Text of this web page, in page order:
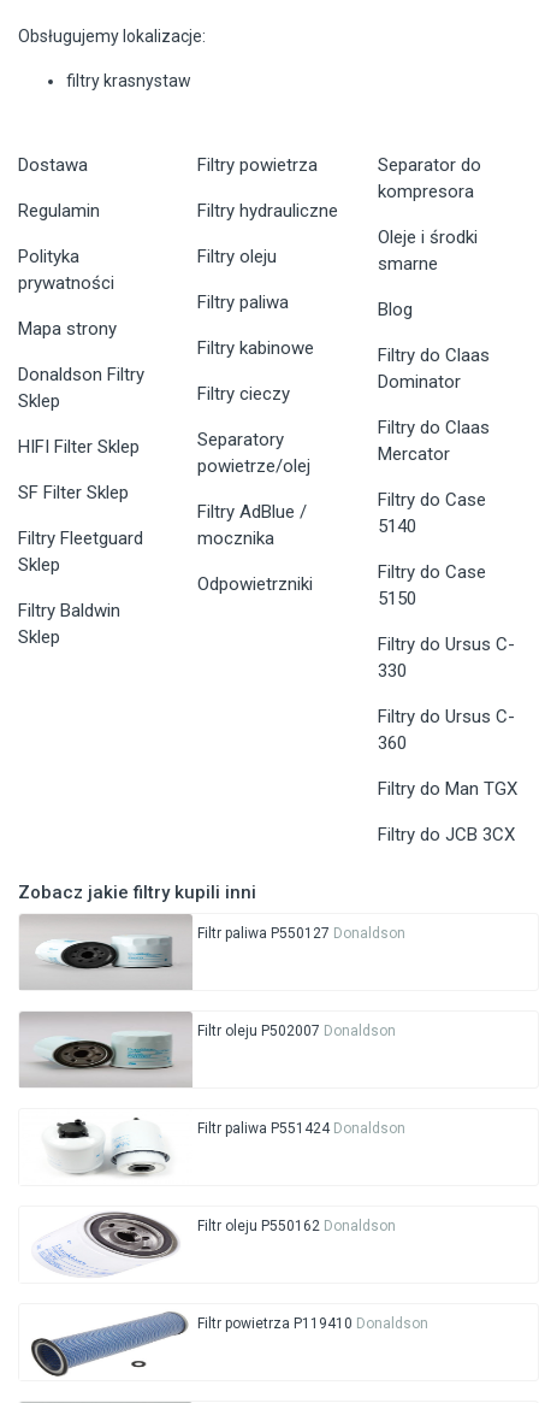
Obsługujemy lokalizacje:
filtry krasnystaw
Dostawa
Regulamin
Polityka
prywatności
Mapa strony
Donaldson Filtry
Sklep
HIFI Filter Sklep
SF Filter Sklep
Filtry Fleetguard
Sklep
Filtry Baldwin
Sklep
Filtry powietrza
Filtry hydrauliczne
Filtry oleju
Filtry paliwa
Filtry kabinowe
Filtry cieczy
Separatory
powietrze/olej
Filtry AdBlue /
mocznika
Odpowietrzniki
Separator do
kompresora
Oleje i środki
smarne
Blog
Filtry do Claas
Dominator
Filtry do Claas
Mercator
Filtry do Case
5140
Filtry do Case
5150
Filtry do Ursus C-
330
Filtry do Ursus C-
360
Filtry do Man TGX
Filtry do JCB 3CX
Zobacz jakie filtry kupili inni
Filtr paliwa P550127 Donaldson
Filtr oleju P502007 Donaldson
Filtr paliwa P551424 Donaldson
Filtr oleju P550162 Donaldson
Filtr powietrza P119410 Donaldson